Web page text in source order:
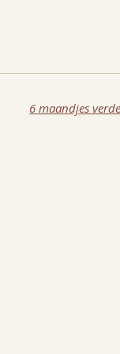
6 maandjes